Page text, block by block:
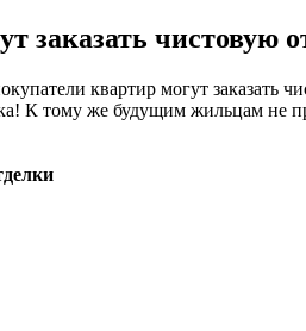
заказать чистовую
квартир могут заказать
К тому же будущим жильцам не